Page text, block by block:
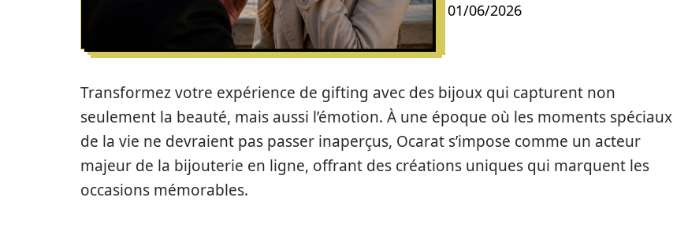
01/06/2026
Transformez votre expérience de gifting avec des bijoux qui capturent non
seulement la beauté, mais aussi l’émotion. À une époque où les moments spéciaux
de la vie ne devraient pas passer inaperçus, Ocarat s’impose comme un acteur
majeur de la bijouterie en ligne, offrant des créations uniques qui marquent les
occasions mémorables.